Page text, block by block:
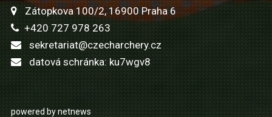
Zátopkova 100/2, 16900 Praha 6
+420 727 978 263
sekretariat@czecharchery.cz
datová schránka: ku7wgv8
powered by netnews